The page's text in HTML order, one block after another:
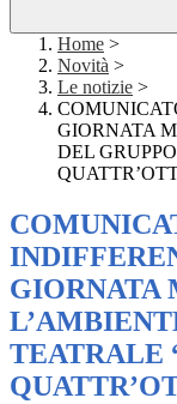
Home >
Novità >
Le notizie >
GIORNATA
DEL
GIORNATA
TEATRALE